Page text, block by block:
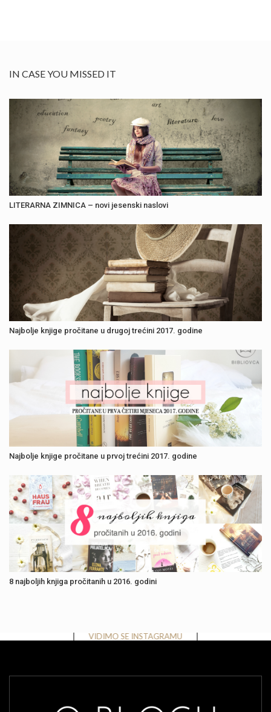
IN CASE YOU MISSED IT
LITERARNA ZIMNICA – novi jesenski naslovi
Najbolje knjige pročitane u drugoj trećini 2017. godine
Najbolje knjige pročitane u prvoj trećini 2017. godine
8 najboljih knjiga pročitanih u 2016. godini
VIDIMO SE INSTAGRAMU
Instagram has returned invalid data.